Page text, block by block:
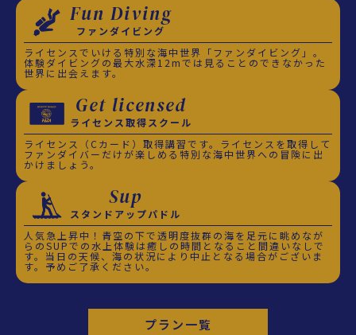
Fun Diving
ファンダイビング
ライセンスでいける特別な海中世界「ファンダイビング」。
体験ダイビングの最大水深12mでは見ることのできなかった
世界に出会えます。
Get licensed
ライセンス取得スクール
ライセンス（Cカード）取得講習です。ライセンスを取得して
ファンダイバーだけが楽しめる特別な海中世界への冒険に出
かけましょう。
Sup
スタンドアップパドル
人気急上昇中！青空の下で透明度抜群の海を足元に眺めなが
らのSUPでの水上体験は癒しの時間となること間違いなしで
す。当日の天候、海の状況により中止となる場合がございま
す。予めご了承ください。
プラン一覧